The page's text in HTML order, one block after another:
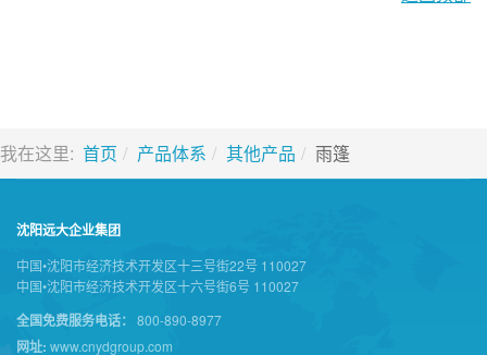
我在这里: 首页 产品体系 其他产品 雨篷
沈阳远大企业集团
中国•沈阳市经济技术开发区十三号街22号 110027
中国•沈阳市经济技术开发区十六号街6号 110027
全国免费服务电话： 800-890-8977
网址: www.cnydgroup.com